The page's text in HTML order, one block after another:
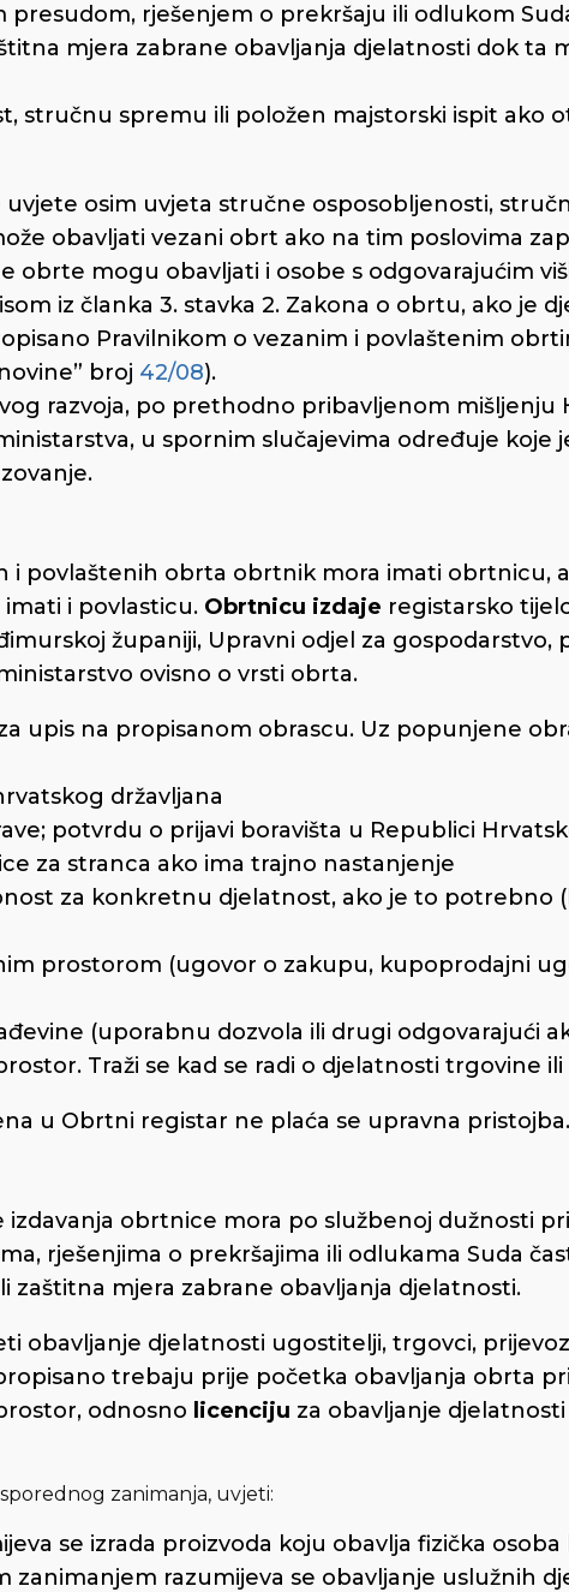
presudom, rješenjem o prekršaju ili odlukom
mjera zabrane obavljanja djelatnosti dok ta
stručnu spremu ili položen majstorski ispit ako
uvjete osim uvjeta stručne osposobljenosti,
obavljati vezani obrt ako na tim poslovima
obrte mogu obavljati i osobe s odgovarajućim
iz članka 3. stavka 2. Zakona o obrtu, ako je
Pravilnikom o vezanim i povlaštenim
broj 42/08).
razvoja, po prethodno pribavljenom mišljenju
u spornim slučajevima određuje koje
i povlaštenih obrta obrtnik mora imati obrtnicu,
i povlasticu. Obrtnicu izdaje registarsko
županiji, Upravni odjel za gospodarstvo,
ovisno o vrsti obrta.
upis na propisanom obrascu. Uz popunjene
državljana
potvrdu o prijavi boravišta u Republici
za stranca ako ima trajno nastanjenje
za konkretnu djelatnost, ako je to potrebno
prostorom (ugovor o zakupu, kupoprodajni
(uporabnu dozvola ili drugi odgovarajući
Traži se kad se radi o djelatnosti trgovine
u Obrtni registar ne plaća se upravna pristojba.
izdavanja obrtnice mora po službenoj dužnosti
rješenjima o prekršajima ili odlukama Suda
zaštitna mjera zabrane obavljanja djelatnosti.
obavljanje djelatnosti ugostitelji, trgovci,
trebaju prije početka obavljanja obrta
odnosno licenciju za obavljanje djelatnosti
zanimanja, uvjeti:
se izrada proizvoda koju obavlja fizička osoba
zanimanjem razumijeva se obavljanje uslužnih